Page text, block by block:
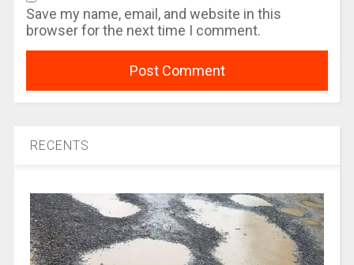
Save my name, email, and website in this
browser for the next time I comment.
RECENTS